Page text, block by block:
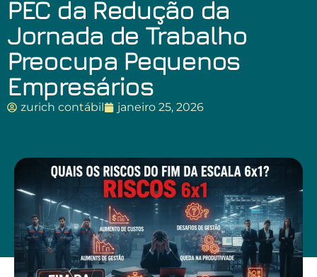
PEC da Redução da
Jornada de Trabalho
Preocupa Pequenos
Empresários
zurich contábil janeiro 25, 2026